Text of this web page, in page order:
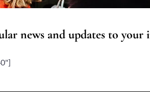
news and updates to your